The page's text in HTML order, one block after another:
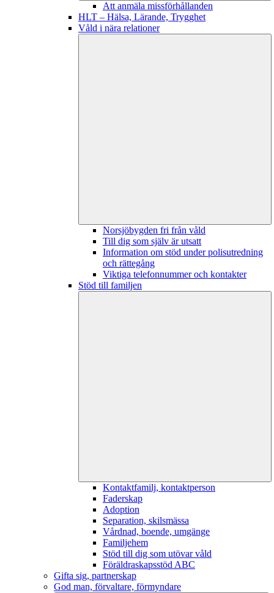
Att anmäla missförhållanden
HLT – Hälsa, Lärande, Trygghet
Våld i nära relationer
Norsjöbygden fri från våld
Till dig som själv är utsatt
Information om stöd under polisutredning
och rättegång
Viktiga telefonnummer och kontakter
Stöd till familjen
Kontaktfamilj, kontaktperson
Faderskap
Adoption
Separation, skilsmässa
Vårdnad, boende, umgänge
Familjehem
Stöd till dig som utövar våld
Föräldraskapsstöd ABC
Gifta sig, partnerskap
God man, förvaltare, förmyndare